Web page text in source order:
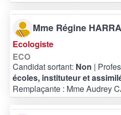
Mme Régine
Ecologiste
ECO
Candidat sortant: Non |
écoles, instituteur et
Remplaçante : Mme Audrey